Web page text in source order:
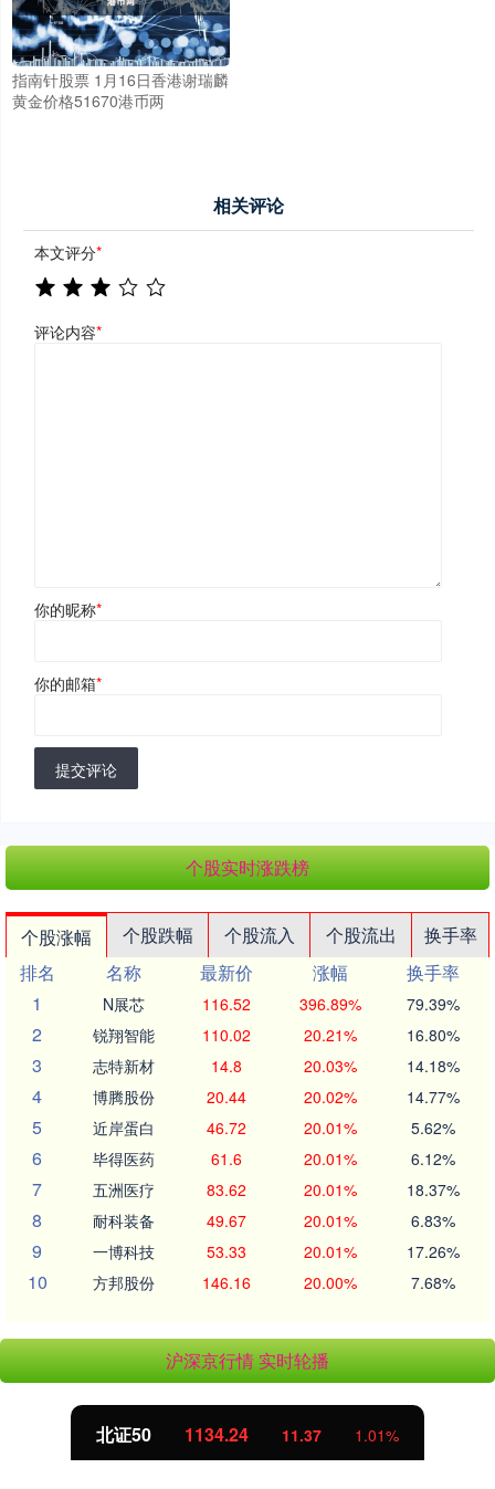
指南针股票 1月16日香港谢瑞麟
黄金价格51670港币两
相关评论
本文评分*
评论内容*
你的昵称*
你的邮箱*
提交评论
个股实时涨跌榜
个股涨幅 个股跌幅 个股流入 个股流出
换手率
排名
名称 最新价 涨幅
换手率
1
N展芯 116.52 396.89% 79.39%
2 锐翔智能 110.02 20.21% 16.80%
3 志特新材 14.8 20.03% 14.18%
4 博腾股份 20.44 20.02% 14.77%
5 近岸蛋白 46.72 20.01% 5.62%
6 毕得医药 61.6 20.01% 6.12%
7 五洲医疗 83.62 20.01% 18.37%
8 耐科装备 49.67 20.01% 6.83%
9 一博科技 53.33 20.01% 17.26%
10 方邦股份 146.16 20.00% 7.68%
沪深京行情 实时轮播
北证50 1134.24 11.37 1.01%